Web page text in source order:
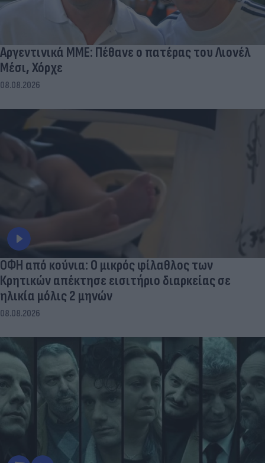
Αργεντινικά ΜΜΕ: Πέθανε ο πατέρας του Λιονέλ
Μέσι, Χόρχε
08.08.2026
ΟΦΗ από κούνια: Ο μικρός φίλαθλος των
Κρητικών απέκτησε εισιτήριο διαρκείας σε
ηλικία μόλις 2 μηνών
08.08.2026